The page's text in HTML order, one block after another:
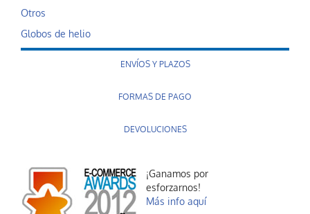
Otros
Globos de helio
ENVÍOS Y PLAZOS
FORMAS DE PAGO
DEVOLUCIONES
¡Ganamos por
esforzarnos!
Más info aquí